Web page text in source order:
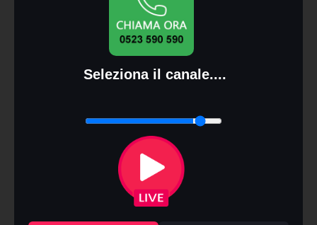
Seleziona il canale....